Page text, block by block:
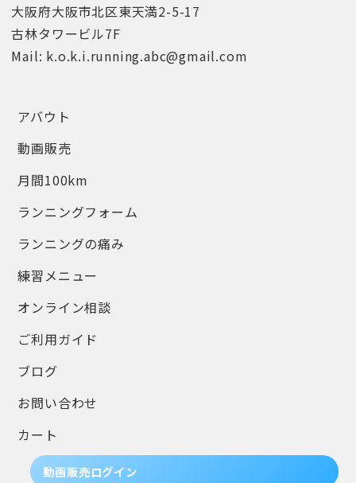
大阪府大阪市北区東天満2-5-17
古林タワービル7F
Mail: k.o.k.i.running.abc@gmail.com
アバウト
動画販売
月間100km
ランニングフォーム
ランニングの痛み
練習メニュー
オンライン相談
ご利用ガイド
ブログ
お問い合わせ
カート
動画販売ログイン